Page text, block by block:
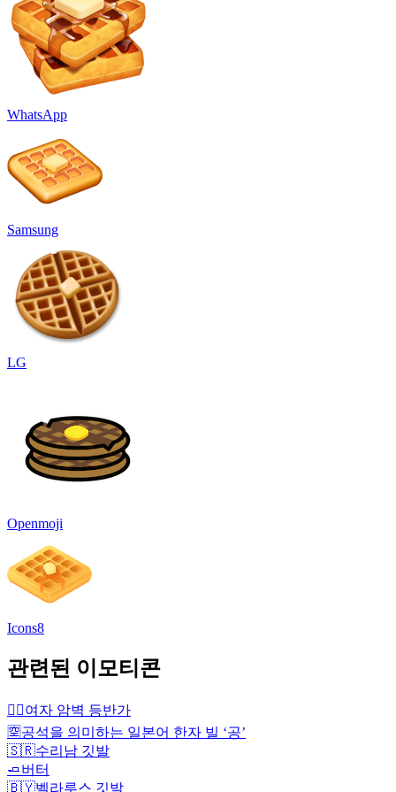
WhatsApp
Samsung
LG
Openmoji
Icons8
관련된 이모티콘
🧗‍♀️여자 암벽 등반가
🈳공석을 의미하는 일본어 한자 빌 ‘공’
🇸🇷수리남 깃발
🧈버터
🇧🇾벨라루스 깃발